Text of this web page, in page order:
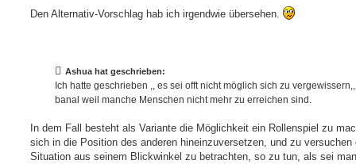
Den Alternativ-Vorschlag hab ich irgendwie übersehen.
Ashua hat geschrieben:
Ich hatte geschrieben ,, es sei offt nicht möglich sich zu
banal weil manche Menschen nicht mehr zu erreichen sind.
In dem Fall besteht als Variante die Möglichkeit ein Rollenspiel zu
sich in die Position des anderen hineinzuversetzen, und zu versuchen
Situation aus seinem Blickwinkel zu betrachten, so zu tun, als sei